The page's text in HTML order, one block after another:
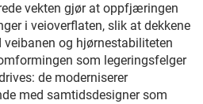
vekten gjør at oppfjæringen
i veioverflaten, slik at dekkene
veibanen og hjørnestabiliteten
som legeringsfelger
de moderniserer
med samtidsdesigner som